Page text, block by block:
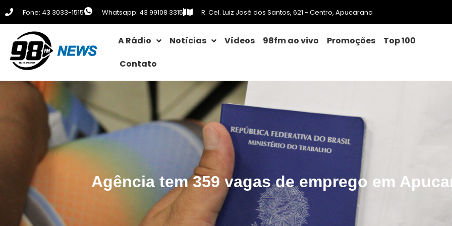
Fone: 43 3033-1515 Whatsapp: 43 99108 3315 R. Cel. Luiz José dos Santos, 621 - Centro, Apucarana
A Rádio Notícias Vídeos 98fm ao vivo Promoções
Top 100
Contato
Agência tem 359 vagas de emprego em